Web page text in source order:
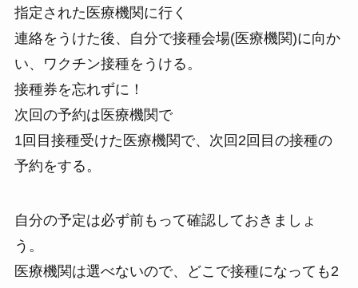
指定された医療機関に行く
連絡をうけた後、自分で接種会場(医療機関)に向か
い、ワクチン接種をうける。
接種券を忘れずに！
次回の予約は医療機関で
1回目接種受けた医療機関で、次回2回目の接種の
予約をする。
自分の予定は必ず前もって確認しておきましょ
う。
医療機関は選べないので、どこで接種になっても2